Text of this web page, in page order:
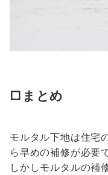
□まとめ
モルタル下地は住宅
ら早めの補修が必要
しかしモルタルの補